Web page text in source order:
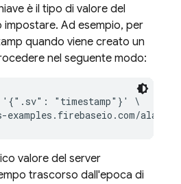
è il tipo di valore del
impostare. Ad esempio, per
quando viene creato un
nel seguente modo:
'{".sv": "timestamp"}' \
valore del server
trascorso dall'epoca di